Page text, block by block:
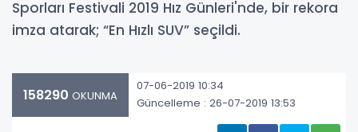
Sporları Festivali 2019 Hız Günleri'nde, bir rekora
imza atarak; “En Hızlı SUV” seçildi.
158290 OKUNMA
07-06-2019 10:34
Güncelleme : 26-07-2019 13:53